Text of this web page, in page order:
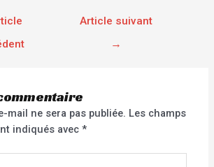
Article suivant
→
mail ne sera pas publiée. Les champs
indiqués avec*